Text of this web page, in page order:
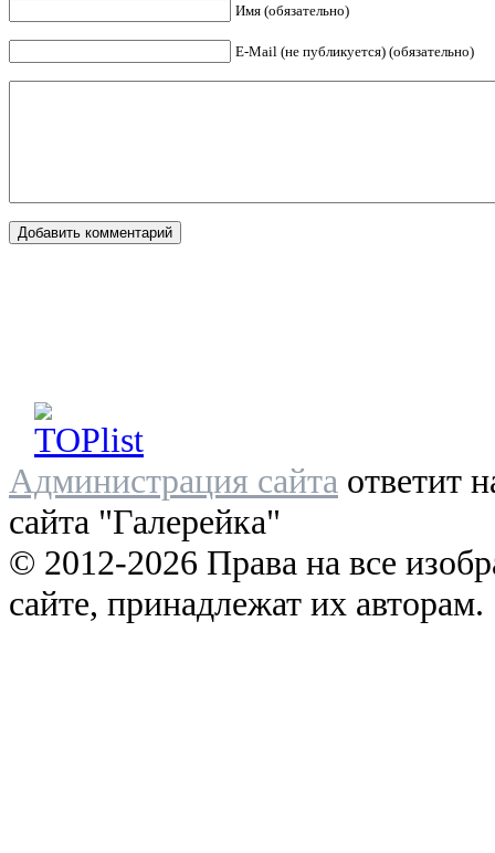
Имя (обязательно)
E-Mail (не публикуется) (обязательно)
Администрация сайта ответит
сайта "Галерейка"
© 2012-2026 Права на все
сайте, принадлежат их авторам.